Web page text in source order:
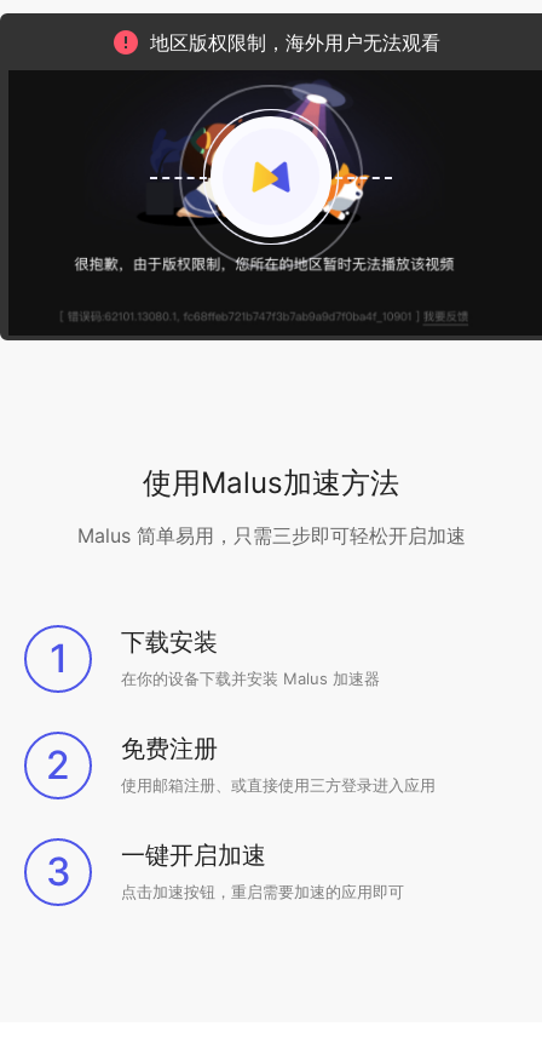
地区版权限制，海外用户无法观看
使用Malus加速方法
Malus 简单易用，只需三步即可轻松开启加速
1 下载安装
在你的设备下载并安装 Malus 加速器
2 免费注册
使用邮箱注册、或直接使用三方登录进入应用
3 一键开启加速
点击加速按钮，重启需要加速的应用即可